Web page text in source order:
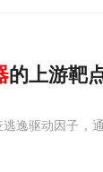
的上游靶
逸驱动因子，